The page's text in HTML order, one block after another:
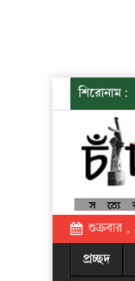
শিরোনাম:
শুক্রবার ,
প্রচ্ছদ